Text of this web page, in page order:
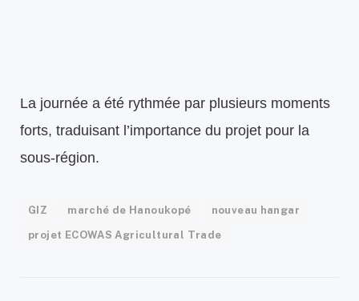
La journée a été rythmée par plusieurs moments
forts, traduisant l’importance du projet pour la
sous-région.
GIZ marché de Hanoukopé nouveau hangar
projet ECOWAS Agricultural Trade